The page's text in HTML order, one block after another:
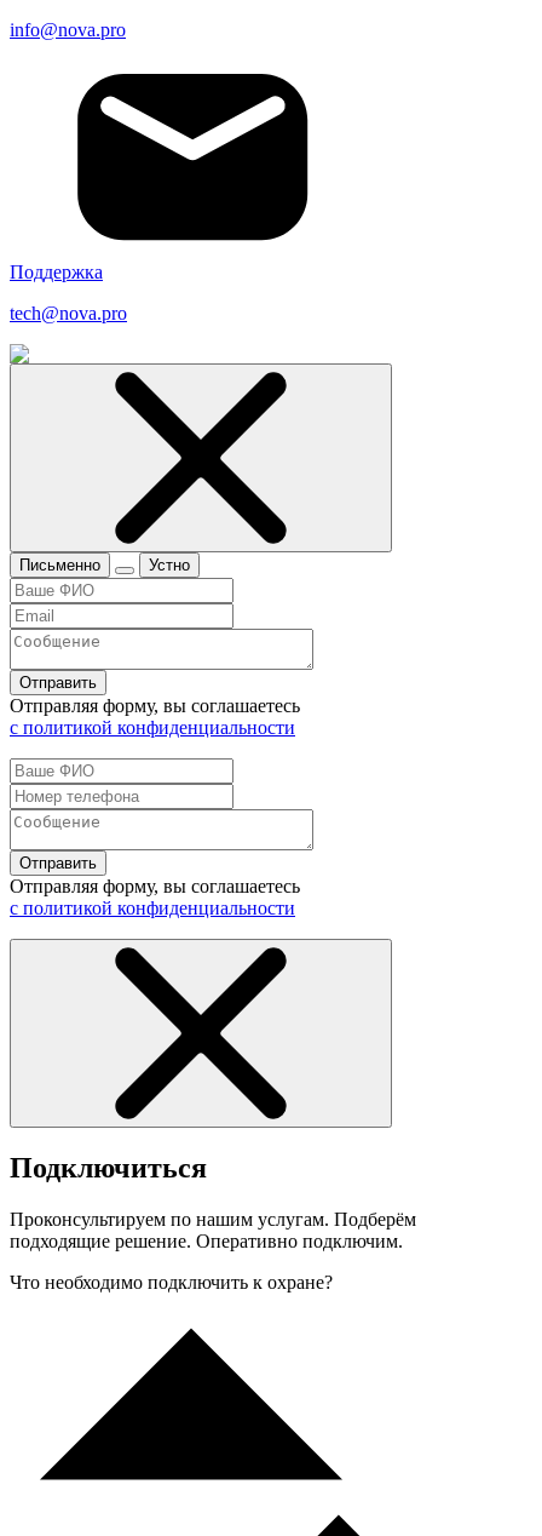
info@nova.pro
Поддержка
tech@nova.pro
Письменно Устно
Отправить
Отправляя форму, вы соглашаетесь
с политикой конфиденциальности
Отправить
Отправляя форму, вы соглашаетесь
с политикой конфиденциальности
Подключиться
Проконсультируем по нашим услугам. Подберём
подходящие решение. Оперативно подключим.
Что необходимо подключить к охране?